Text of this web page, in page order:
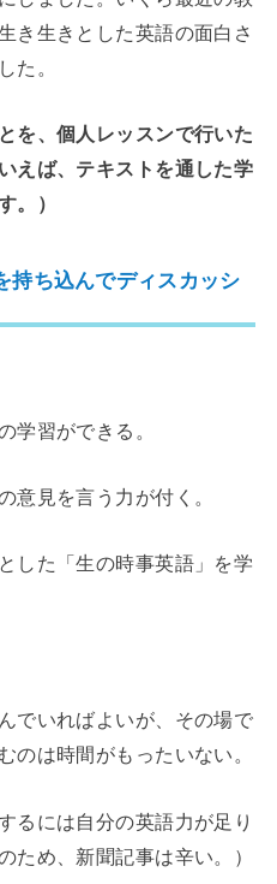
き生きとした英語の面白さ
た。
を、個人レッスンで行いた
えば、テキストを通した学
。）
持ち込んでディスカッシ
学習ができる。
意見を言う力が付く。
した「生の時事英語」を学
でいればよいが、その場で
のは時間がもったいない。
るには自分の英語力が足り
ため、新聞記事は辛い。）